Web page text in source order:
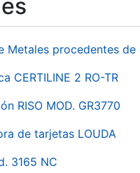
Metales procedentes
CERTILINE 2 RO-TR
RISO MOD. GR3770
de tarjetas LOUDA
3165 NC